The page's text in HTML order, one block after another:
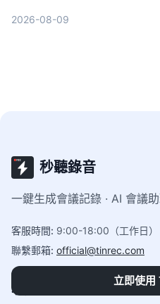
2026-08-09
秒聽錄音
一鍵生成會議記錄 · AI 會議
客服時間: 9:00-18:00（工作日）
聯繫郵箱: official@tinrec.com
功能
立即使